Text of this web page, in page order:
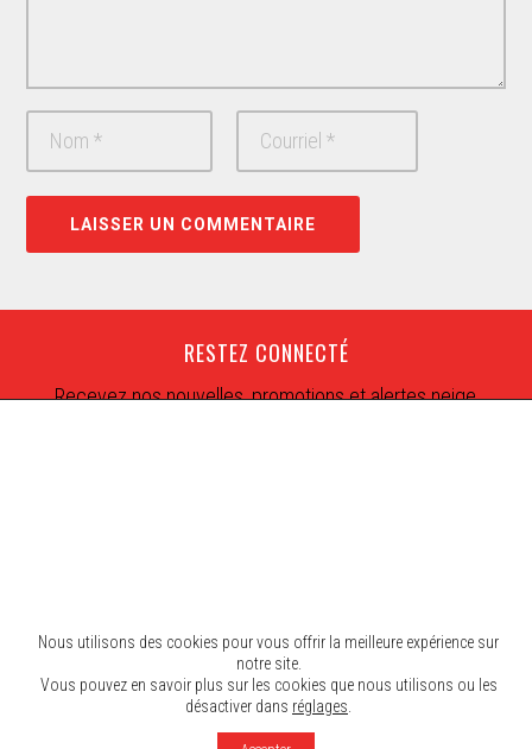
RESTEZ CONNECTÉ
Recevez nos nouvelles, promotions et alertes neige
© 2026 Mont SUTTON. Tous droits réservés.
Nous utilisons des cookies pour vous offrir la meilleure expérience sur
notre site.
Vous pouvez en savoir plus sur les cookies que nous utilisons ou les
désactiver dans réglages